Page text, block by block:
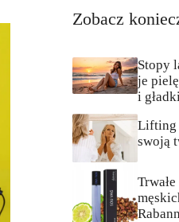
Zobacz
Stopy
je
i
Lifting
swoją